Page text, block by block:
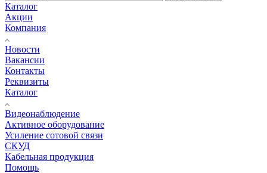
Каталог
Акции
Компания
Новости
Вакансии
Контакты
Реквизиты
Каталог
Видеонаблюдение
Активное оборудование
Усиление сотовой связи
СКУД
Кабельная продукция
Помощь